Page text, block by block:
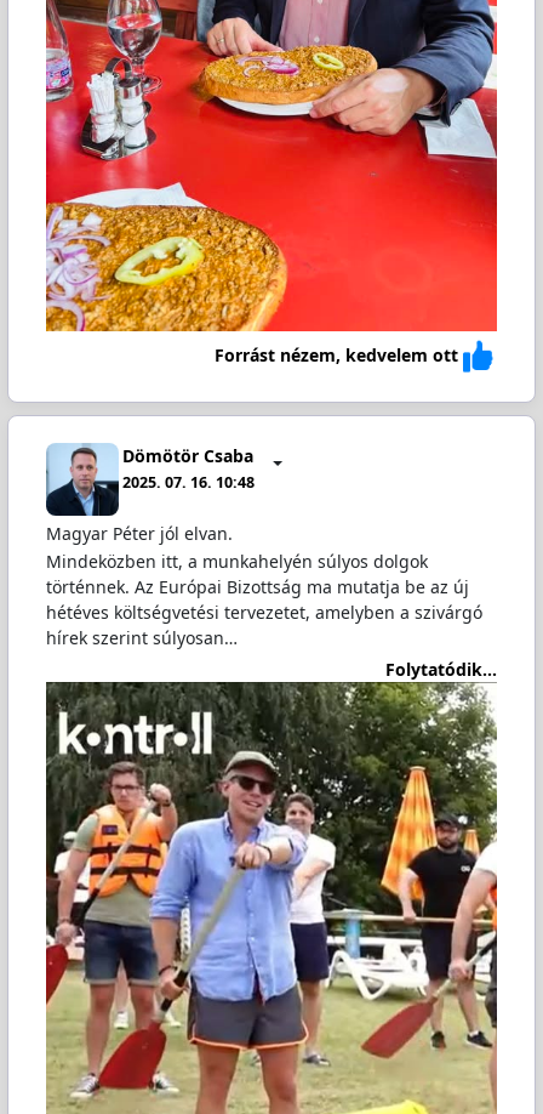
Forrást nézem, kedvelem ott
Dömötör Csaba
2025. 07. 16. 10:48
Magyar Péter jól elvan.
Mindeközben itt, a munkahelyén súlyos dolgok
történnek. Az Európai Bizottság ma mutatja be az új
hétéves költségvetési tervezetet, amelyben a szivárgó
hírek szerint súlyosan…
Folytatódik...